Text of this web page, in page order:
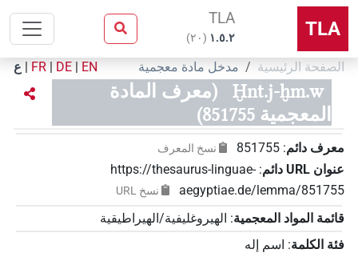
TLA
TLA
۱.٥.٢ (٢٠)
الصفحة الرئيسية مدخل مادة معجمية EN
|
DE
|
FR
| ع
Ḫnt.j-ḫm.w
(معرف المادة
المعجمية 851755)
معرف دائم:
851755 نسخ المعرف
عنوان‏ ‏URL‏ دائم :
https://thesaurus-linguae-
aegyptiae.de/lemma/851755
نسخ‏ ‏URL
قائمة المواد المعجمية: الهيروغليفية/الهيراطيقية
فئة الكلمة: اسم إله